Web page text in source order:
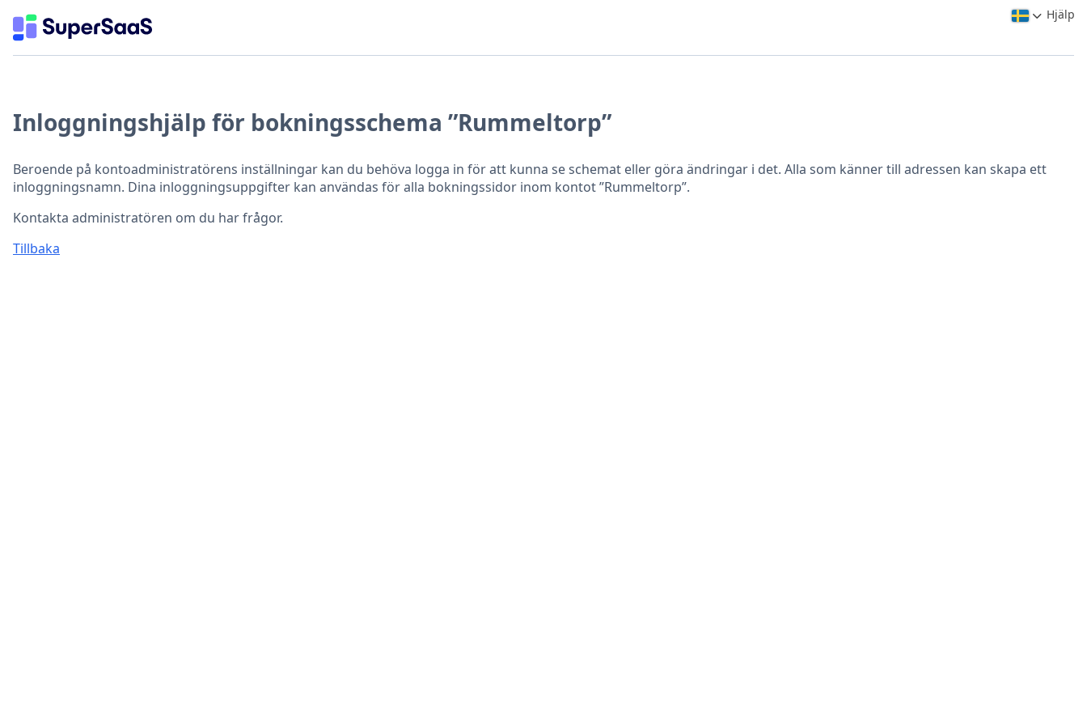
Hjälp
Inloggningshjälp för bokningsschema ”Rummeltorp”
Beroende på kontoadministratörens inställningar kan du behöva logga in för att kunna se schemat eller göra ändringar i det. Alla som känner till adressen kan skapa ett
inloggningsnamn. Dina inloggningsuppgifter kan användas för alla bokningssidor inom kontot ”Rummeltorp”.
Kontakta administratören om du har frågor.
Tillbaka